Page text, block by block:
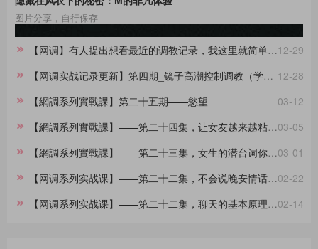
图片分享，自行保存
12-29
【网调】有人提出想看最近的调教记录，我这里就简单做一份合集。
12-28
【网调实战记录更新】第四期_镜子高潮控制调教（学员案例）
03-12
【網調系列實戰課】第二十五期——慾望
03-05
【網調系列實戰課】——第二十四集，让女友越来越粘着你的小技巧
03-01
【網調系列實戰課】——第二十三集，女生的潜台词你都懂吗？
02-22
【网调系列实战课】——第二十二集，不会说晚安情话的大直男看过来，建议收藏
02-14
【网调系列实战课】——第二十二集，聊天的基本原理，90%的人不知道